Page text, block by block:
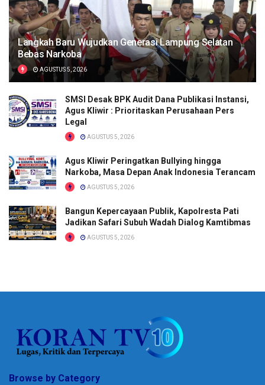
Langkah Baru Wujudkan Generasi Lampung Selatan
Bebas Narkoba
AGUSTUS 5, 2026
SMSI Desak BPK Audit Dana Publikasi Instansi,
Agus Kliwir : Prioritaskan Perusahaan Pers
Legal
AGUSTUS 5, 2026
Agus Kliwir Peringatkan Bullying hingga
Narkoba, Masa Depan Anak Indonesia Terancam
AGUSTUS 5, 2026
Bangun Kepercayaan Publik, Kapolresta Pati
Jadikan Safari Subuh Wadah Dialog Kamtibmas
AGUSTUS 5, 2026
Browse by Category